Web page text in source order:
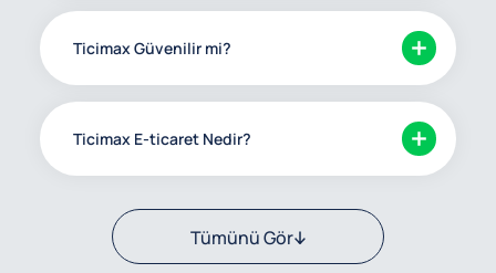
Ticimax Güvenilir mi?
Ticimax E-ticaret Nedir?
Tümünü Gör